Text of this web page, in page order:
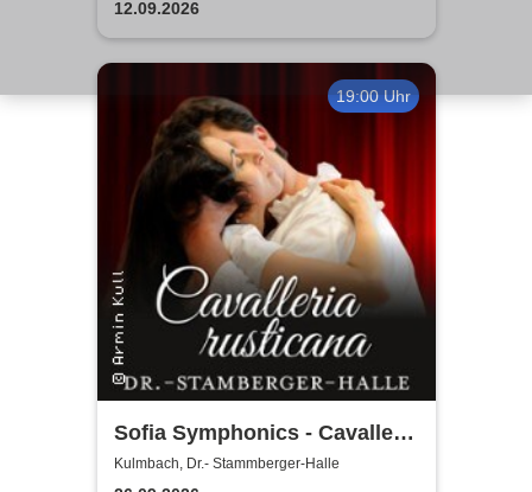
12.09.2026
19:00 Uhr
Sofia Symphonics - Cavalleria
Rusticana | Ljubka Biagioni
Kulmbach, Dr.- Stammberger-Halle